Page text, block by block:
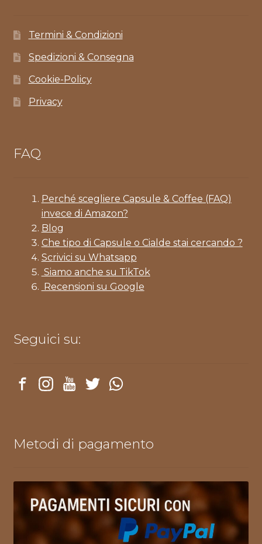
Termini & Condizioni
Spedizioni & Consegna
Cookie-Policy
Privacy
FAQ
Perché scegliere Capsule & Coffee (FAQ)
invece di Amazon?
Blog
Che tipo di Capsule o Cialde stai cercando ?
Scrivici su Whatsapp
Siamo anche su TikTok
Recensioni su Google
Seguici su:
Metodi di pagamento